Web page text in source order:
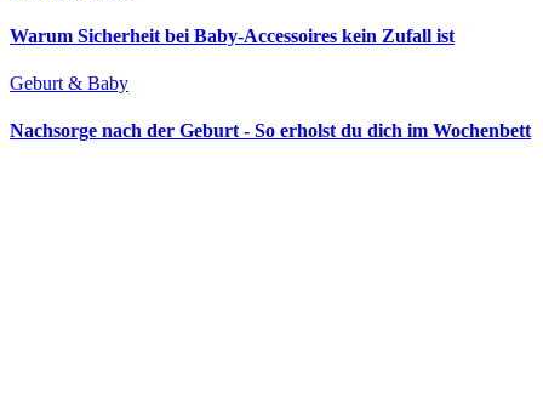
Warum Sicherheit bei Baby-Accessoires kein Zufall ist
Geburt & Baby
Nachsorge nach der Geburt - So erholst du dich im Wochenbett